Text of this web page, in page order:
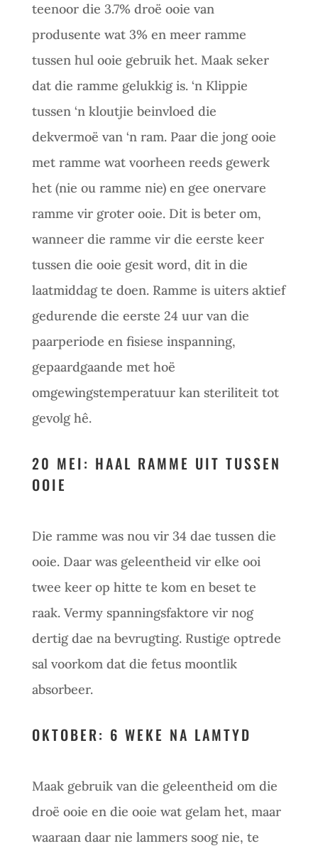
teenoor die 3.7% droë ooie van
produsente wat 3% en meer ramme
tussen hul ooie gebruik het. Maak seker
dat die ramme gelukkig is. ‘n Klippie
tussen ‘n kloutjie beinvloed die
dekvermoë van ‘n ram. Paar die jong ooie
met ramme wat voorheen reeds gewerk
het (nie ou ramme nie) en gee onervare
ramme vir groter ooie. Dit is beter om,
wanneer die ramme vir die eerste keer
tussen die ooie gesit word, dit in die
laatmiddag te doen. Ramme is uiters aktief
gedurende die eerste 24 uur van die
paarperiode en fisiese inspanning,
gepaardgaande met hoë
omgewingstemperatuur kan steriliteit tot
gevolg hê.
20 MEI: HAAL RAMME UIT TUSSEN
OOIE
Die ramme was nou vir 34 dae tussen die
ooie. Daar was geleentheid vir elke ooi
twee keer op hitte te kom en beset te
raak. Vermy spanningsfaktore vir nog
dertig dae na bevrugting. Rustige optrede
sal voorkom dat die fetus moontlik
absorbeer.
OKTOBER: 6 WEKE NA LAMTYD
Maak gebruik van die geleentheid om die
droë ooie en die ooie wat gelam het, maar
waaraan daar nie lammers soog nie, te